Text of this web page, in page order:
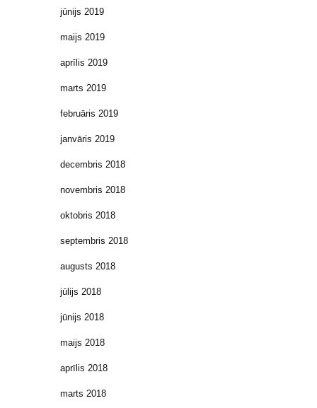
jūnijs 2019
maijs 2019
aprīlis 2019
marts 2019
februāris 2019
janvāris 2019
decembris 2018
novembris 2018
oktobris 2018
septembris 2018
augusts 2018
jūlijs 2018
jūnijs 2018
maijs 2018
aprīlis 2018
marts 2018